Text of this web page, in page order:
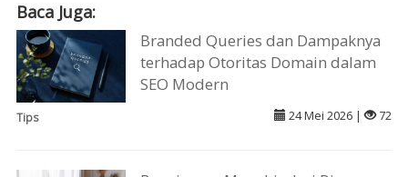
Baca Juga:
Branded Queries dan Dampaknya
terhadap Otoritas Domain dalam
SEO Modern
Tips 24 Mei 2026 | 72